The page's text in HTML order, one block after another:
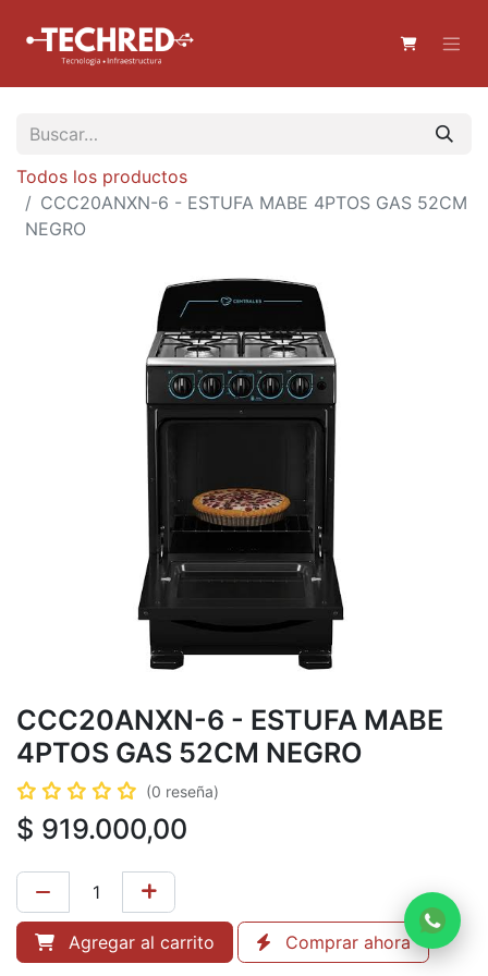
Todos los productos
CCC20ANXN-6 - ESTUFA MABE 4PTOS GAS 52CM
NEGRO
CCC20ANXN-6 - ESTUFA MABE
4PTOS GAS 52CM NEGRO
(0 reseña)
$ 919.000,00
Agregar al carrito Comprar ahora